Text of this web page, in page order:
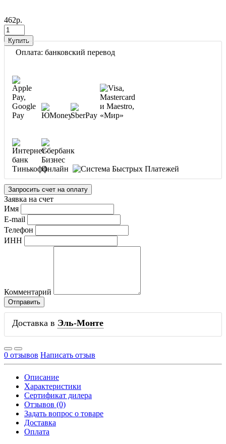
462р.
Купить
Оплата: банковский перевод
Запросить счет на оплату
Заявка на счет
Имя
E-mail
Телефон
ИНН
Комментарий
Доставка в Эль-Монте
0 отзывов Написать отзыв
Описание
Характеристики
Сертификат дилера
Отзывов (0)
Задать вопрос о товаре
Доставка
Оплата